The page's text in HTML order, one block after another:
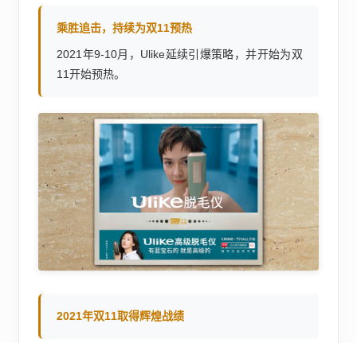
乘胜追击，持续为双11预热
2021年9-10月，Ulike延续引爆策略，并开始为双
11开始预热。
2021年双11取得辉煌战绩